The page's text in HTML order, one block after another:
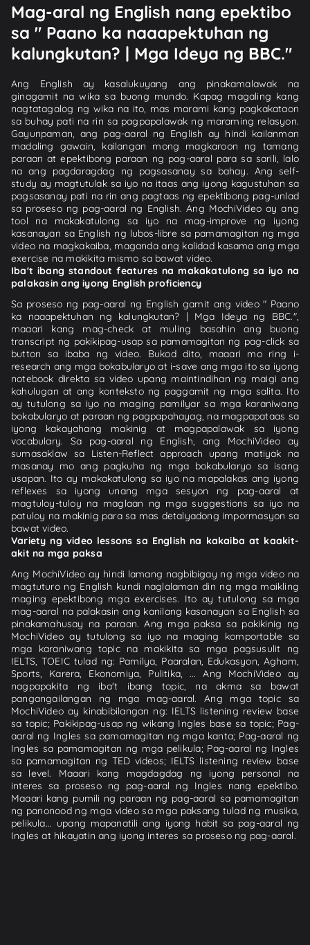
Mag-aral ng English nang epektibo
sa " Paano ka naaapektuhan ng
kalungkutan? | Mga Ideya ng BBC."
Ang English ay kasalukuyang ang pinakamalawak na
ginagamit na wika sa buong mundo. Kapag magaling kang
nagtatagalog ng wika na ito, mas marami kang pagkakataon
sa buhay pati na rin sa pagpapalawak ng maraming relasyon.
Gayunpaman, ang pag-aaral ng English ay hindi kailanman
madaling gawain, kailangan mong magkaroon ng tamang
paraan at epektibong paraan ng pag-aaral para sa sarili, lalo
na ang pagdaragdag ng pagsasanay sa bahay. Ang self-
study ay magtutulak sa iyo na itaas ang iyong kagustuhan sa
pagsasanay pati na rin ang pagtaas ng epektibong pag-unlad
sa proseso ng pag-aaral ng English. Ang MochiVideo ay ang
tool na makakatulong sa iyo na mag-improve ng iyong
kasanayan sa English ng lubos-libre sa pamamagitan ng mga
video na magkakaiba, maganda ang kalidad kasama ang mga
exercise na makikita mismo sa bawat video.
Iba't ibang standout features na makakatulong sa iyo na
palakasin ang iyong English proficiency
Sa proseso ng pag-aaral ng English gamit ang video " Paano
ka naaapektuhan ng kalungkutan? | Mga Ideya ng BBC.",
maaari kang mag-check at muling basahin ang buong
transcript ng pakikipag-usap sa pamamagitan ng pag-click sa
button sa ibaba ng video. Bukod dito, maaari mo ring i-
research ang mga bokabularyo at i-save ang mga ito sa iyong
notebook direkta sa video upang maintindihan ng maigi ang
kahulugan at ang konteksto ng paggamit ng mga salita. Ito
ay tutulong sa iyo na maging pamilyar sa mga karaniwang
bokabularyo at paraan ng pagpapahayag, na magpapataas sa
iyong kakayahang makinig at magpapalawak sa iyong
vocabulary. Sa pag-aaral ng English, ang MochiVideo ay
sumasaklaw sa Listen-Reflect approach upang matiyak na
masanay mo ang pagkuha ng mga bokabularyo sa isang
usapan. Ito ay makakatulong sa iyo na mapalakas ang iyong
reflexes sa iyong unang mga sesyon ng pag-aaral at
magtuloy-tuloy na maglaan ng mga suggestions sa iyo na
patuloy na makinig para sa mas detalyadong impormasyon sa
bawat video.
Variety ng video lessons sa English na kakaiba at kaakit-
akit na mga paksa
Ang MochiVideo ay hindi lamang nagbibigay ng mga video na
magtuturo ng English kundi naglalaman din ng mga maikling
maging epektibong mga exercises. Ito ay tutulong sa mga
mag-aaral na palakasin ang kanilang kasanayan sa English sa
pinakamahusay na paraan. Ang mga paksa sa pakikinig ng
MochiVideo ay tutulong sa iyo na maging komportable sa
mga karaniwang topic na makikita sa mga pagsusulit ng
IELTS, TOEIC tulad ng: Pamilya, Paaralan, Edukasyon, Agham,
Sports, Karera, Ekonomiya, Pulitika, ... Ang MochiVideo ay
nagpapakita ng iba't ibang topic, na akma sa bawat
pangangailangan ng mga mag-aaral. Ang mga topic sa
MochiVideo ay kinabibilangan ng: IELTS listening review base
sa topic; Pakikipag-usap ng wikang Ingles base sa topic; Pag-
aaral ng Ingles sa pamamagitan ng mga kanta; Pag-aaral ng
Ingles sa pamamagitan ng mga pelikula; Pag-aaral ng Ingles
sa pamamagitan ng TED videos; IELTS listening review base
sa level. Maaari kang magdagdag ng iyong personal na
interes sa proseso ng pag-aaral ng Ingles nang epektibo.
Maaari kang pumili ng paraan ng pag-aaral sa pamamagitan
ng panonood ng mga video sa mga paksang tulad ng musika,
pelikula... upang mapanatili ang iyong habit sa pag-aaral ng
Ingles at hikayatin ang iyong interes sa proseso ng pag-aaral.